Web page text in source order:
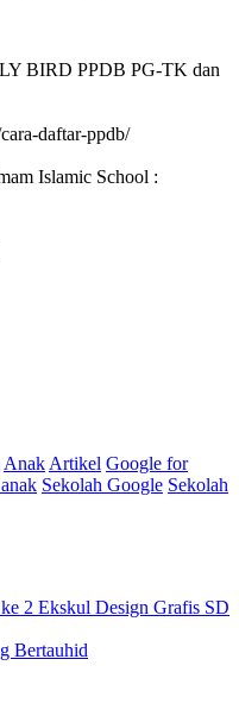
BIRD PPDB PG-TK dan
daftar-ppdb/
Islamic School :
Anak Artikel Google for
Sekolah Google Sekolah
2 Ekskul Design Grafis SD
Bertauhid